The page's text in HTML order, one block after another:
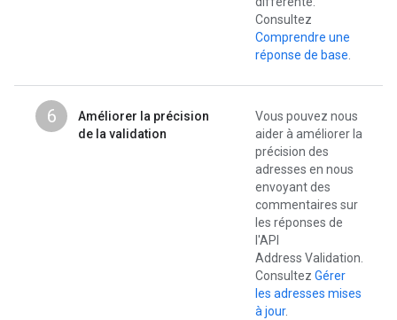
Consultez
Comprendre une
réponse de base.
6
Améliorer la précision
de la validation
Vous pouvez nous
aider à améliorer la
précision des
adresses en nous
envoyant des
commentaires sur
les réponses de
l'API
Address Validation.
Consultez Gérer
les adresses mises
à jour.